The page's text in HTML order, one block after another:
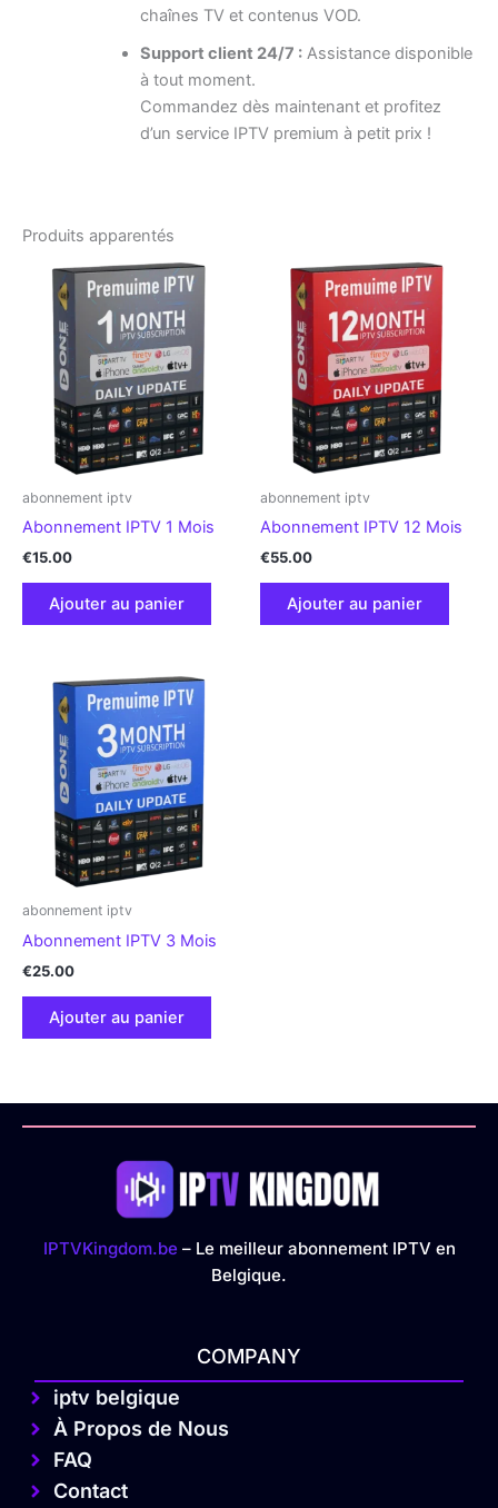
chaînes TV et contenus VOD.
Support client 24/7 :Assistance disponible
à tout moment.
Commandez dès maintenant et profitez
d’un service IPTV premium à petit prix !
Produits apparentés
abonnement iptv
Abonnement IPTV 1 Mois
€15.00
Ajouter au panier
abonnement iptv
Abonnement IPTV 12 Mois
€55.00
Ajouter au panier
abonnement iptv
Abonnement IPTV 3 Mois
€25.00
Ajouter au panier
IPTVKingdom.be – Le meilleur abonnement IPTV en
Belgique.
COMPANY
iptv belgique
À Propos de Nous
FAQ
Contact